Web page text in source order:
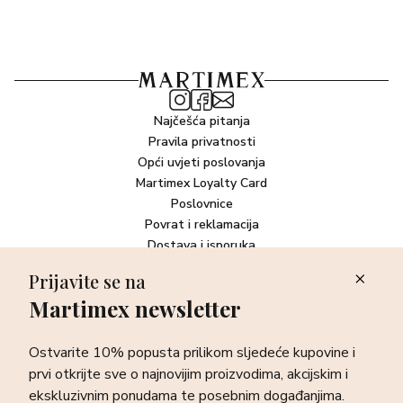
Najčešća pitanja
Pravila privatnosti
Opći uvjeti poslovanja
Martimex Loyalty Card
Poslovnice
Povrat i reklamacija
Dostava i isporuka
Newsletter
sve o najnovijim proizvodima, akcijskim i ekskluzivnim
ponudama te posebnim događanjima.
Prijava
Prijavite se na
Martimex newsletter
Ostvarite 10% popusta prilikom sljedeće kupovine i
prvi otkrijte sve o najnovijim proizvodima, akcijskim i
ekskluzivnim ponudama te posebnim događanjima.